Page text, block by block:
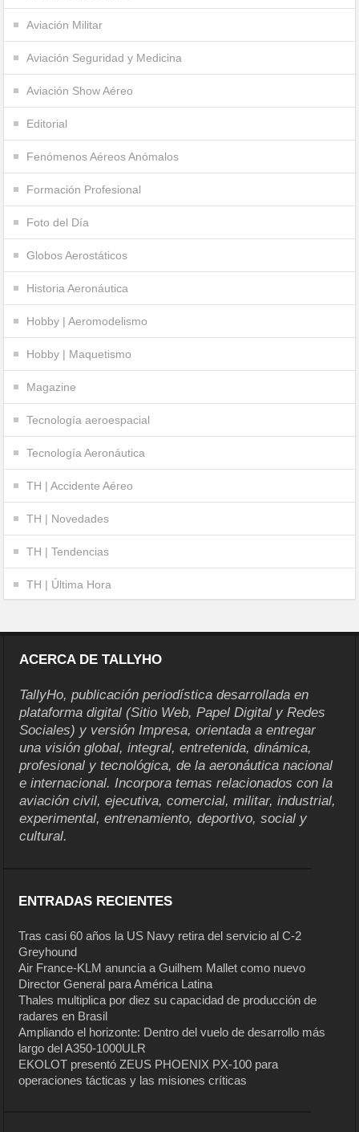
Aviación Militar
Aviación Seguridad y Medicina
Aviación Show Aéreo
Editorial
Fenómenos Aéreos Anómalos
Formación Profesional
Foto del Día
Globos Aerostáticos
Historia Aeronáutica
Hobby | Aeromodelismo
Hobby | Maquetismo
Magazine
Tecnología aeroespacial
Tecnología Aeronáutica
TH | Accidente Aéreo
TH | Novedades
TH | Tendencias
TH | Última Hora
ACERCA DE TALLYHO
TallyHo, publicación periodística desarrollada en
plataforma digital (Sitio Web, Papel Digital y Redes
Sociales) y versión Impresa, orientada a entregar
una visión global, integral, entretenida, dinámica,
profesional y tecnológica, de la aeronáutica nacional
e internacional. Incorpora temas relacionados con la
aviación civil, ejecutiva, comercial, militar, industrial,
experimental, entrenamiento, deportivo, social y
cultural.
ENTRADAS RECIENTES
Tras casi 60 años la US Navy retira del servicio al C-2
Greyhound
Air France-KLM anuncia a Guilhem Mallet como nuevo
Director General para América Latina
Thales multiplica por diez su capacidad de producción de
radares en Brasil
Ampliando el horizonte: Dentro del vuelo de desarrollo más
largo del A350-1000ULR
EKOLOT presentó ZEUS PHOENIX PX-100 para
operaciones tácticas y las misiones críticas